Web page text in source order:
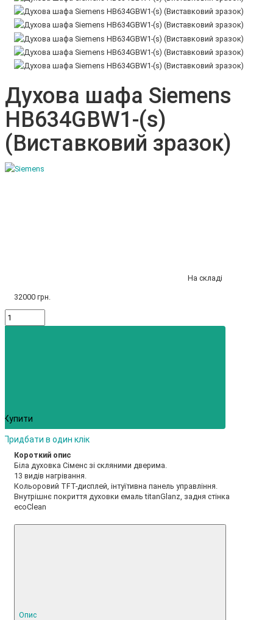
Духова шафа Siemens
HB634GBW1-(s)
(Виставковий зразок)
На складі
32000 грн.
Купити
Придбати в один клік
Короткий опис
Біла духовка Сіменс зі скляними дверима.
13 видів нагрівання.
Кольоровий TFT-дисплей, інтуїтивна панель управління.
Внутрішнє покриття духовки емаль titanGlanz, задня стінка
ecoClean
Опис